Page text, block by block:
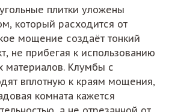
плитки уложены
который расходится от
мощение создаёт тонкий
не прибегая к использованию
материалов. Клумбы с
вплотную к краям мощения,
комната кажется